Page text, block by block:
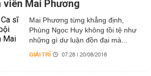
viên Mai Phương
Mai Phương từng khẳng định,
Phùng Ngọc Huy không tồi tệ như
những gì dư luận đồn đại mà...
GIẢI TRÍ 07:28 | 20/08/2018